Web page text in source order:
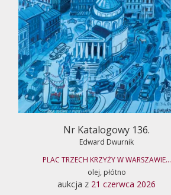
Nr Katalogowy 136.
Edward Dwurnik
PLAC TRZECH KRZYŻY W WARSZAWIE...
olej, płótno
aukcja z 21 czerwca 2026